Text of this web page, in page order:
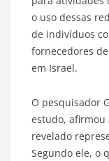
o uso dessas
de indivíduos
fornecedores
em Israel.
O pesquisador
estudo, afirmou
revelado
Segundo ele, o